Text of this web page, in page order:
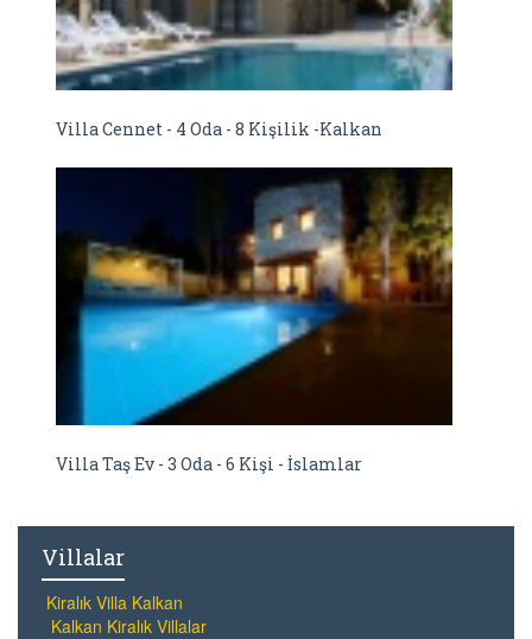
Villa Cennet - 4 Oda - 8 Kişilik -Kalkan
Villa Taş Ev - 3 Oda - 6 Kişi - İslamlar
Villalar
Kiralık Villa Kalkan
Kalkan Kiralık Villalar